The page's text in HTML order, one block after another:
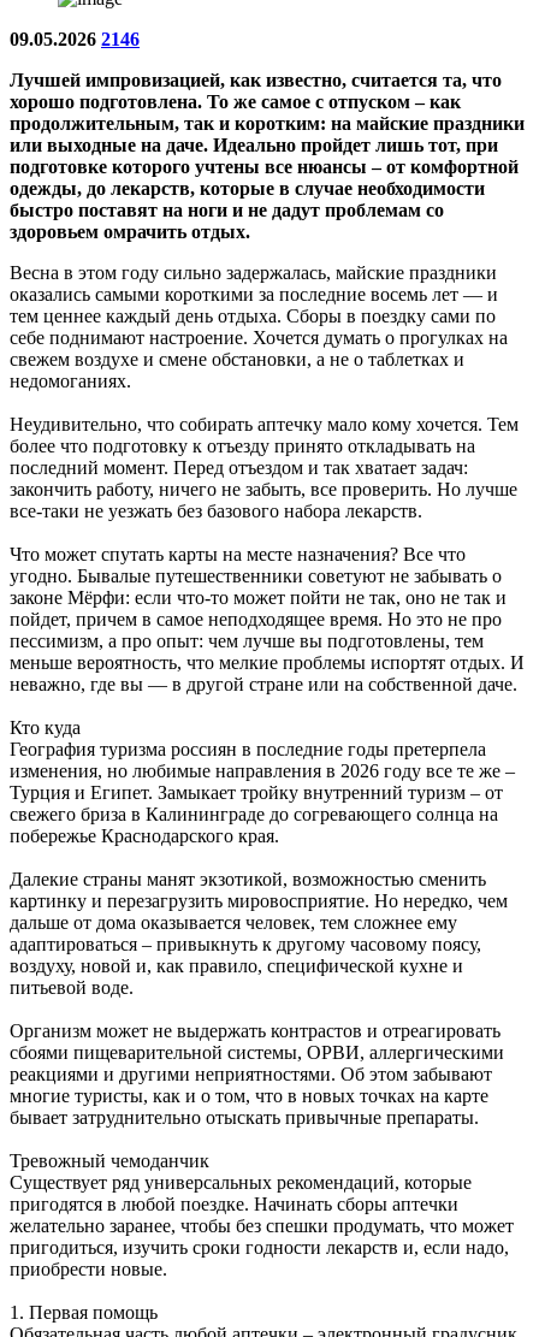
09.05.2026 2146
Лучшей импровизацией, как известно, считается та, что
хорошо подготовлена. То же самое с отпуском – как
продолжительным, так и коротким: на майские праздники
или выходные на даче. Идеально пройдет лишь тот, при
подготовке которого учтены все нюансы – от комфортной
одежды, до лекарств, которые в случае необходимости
быстро поставят на ноги и не дадут проблемам со
здоровьем омрачить отдых.
Весна в этом году сильно задержалась, майские праздники
оказались самыми короткими за последние восемь лет — и
тем ценнее каждый день отдыха. Сборы в поездку сами по
себе поднимают настроение. Хочется думать о прогулках на
свежем воздухе и смене обстановки, а не о таблетках и
недомоганиях.
Неудивительно, что собирать аптечку мало кому хочется. Тем
более что подготовку к отъезду принято откладывать на
последний момент. Перед отъездом и так хватает задач:
закончить работу, ничего не забыть, все проверить. Но лучше
все-таки не уезжать без базового набора лекарств.
Что может спутать карты на месте назначения? Все что
угодно. Бывалые путешественники советуют не забывать о
законе Мёрфи: если что-то может пойти не так, оно не так и
пойдет, причем в самое неподходящее время. Но это не про
пессимизм, а про опыт: чем лучше вы подготовлены, тем
меньше вероятность, что мелкие проблемы испортят отдых. И
неважно, где вы — в другой стране или на собственной даче.
Кто куда
География туризма россиян в последние годы претерпела
изменения, но любимые направления в 2026 году все те же –
Турция и Египет. Замыкает тройку внутренний туризм – от
свежего бриза в Калининграде до согревающего солнца на
побережье Краснодарского края.
Далекие страны манят экзотикой, возможностью сменить
картинку и перезагрузить мировосприятие. Но нередко, чем
дальше от дома оказывается человек, тем сложнее ему
адаптироваться – привыкнуть к другому часовому поясу,
воздуху, новой и, как правило, специфической кухне и
питьевой воде.
Организм может не выдержать контрастов и отреагировать
сбоями пищеварительной системы, ОРВИ, аллергическими
реакциями и другими неприятностями. Об этом забывают
многие туристы, как и о том, что в новых точках на карте
бывает затруднительно отыскать привычные препараты.
Тревожный чемоданчик
Существует ряд универсальных рекомендаций, которые
пригодятся в любой поездке. Начинать сборы аптечки
желательно заранее, чтобы без спешки продумать, что может
пригодиться, изучить сроки годности лекарств и, если надо,
приобрести новые.
1. Первая помощь